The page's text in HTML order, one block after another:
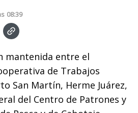
08:39
mantenida entre el
de Trabajos
San Martín, Herme Juárez,
del Centro de Patrones y